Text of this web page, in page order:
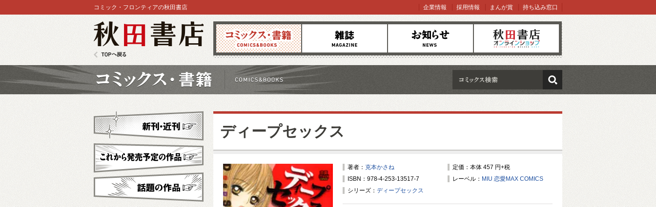
コミックス 雑誌 お知らせ オンラインショップ
コミック・フロンティアの秋田書店 企業情報 採用情報 まんが賞 持ち込み窓口
検索
ディープセックス
著者： 克本かさね
定価：本体 457 円+税
ISBN：978-4-253-13517-7
レーベル： MIU 恋愛MAX COMICS
シリーズ： ディープセックス
新刊・近刊
これから発売予定